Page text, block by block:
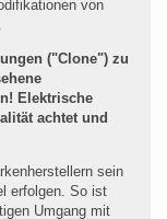
von
("Clone") zu
Elektrische
achtet und
sein
erfolgen. So ist
Umgang mit